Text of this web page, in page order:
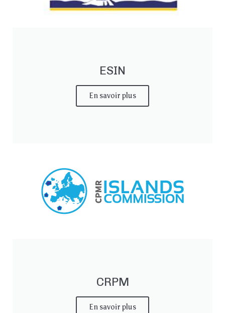
Actions de l’AIP
ESIN
En savoir plus
CRPM
En savoir plus